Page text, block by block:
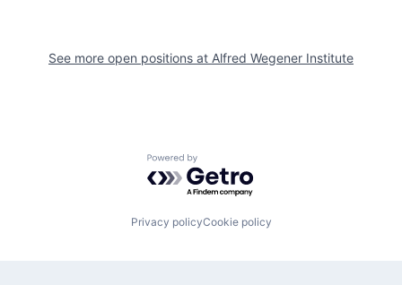
See more open positions at Alfred Wegener Institute
Powered by Getro.com
Privacy policyCookie policy